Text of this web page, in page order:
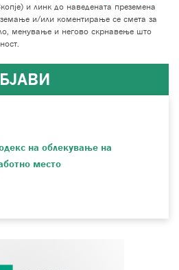
и линк до наведената преземена
и/или коментирање се смета за
менување и негово скрнавење што
на облекување на
место